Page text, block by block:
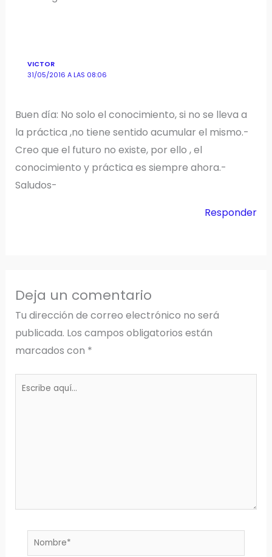
VICTOR
31/05/2016 A LAS 08:06
Buen día: No solo el conocimiento, si no se lleva a
la práctica ,no tiene sentido acumular el mismo.-
Creo que el futuro no existe, por ello , el
conocimiento y práctica es siempre ahora.-
Saludos-
Responder
Deja un comentario
Tu dirección de correo electrónico no será
publicada. Los campos obligatorios están
marcados con *
Escribe
Nombre*